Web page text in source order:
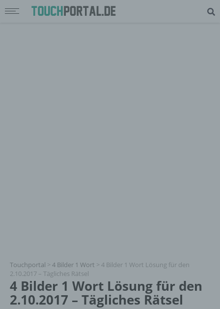
Touchportal > 4 Bilder 1 Wort > 4 Bilder 1 Wort Lösung für den
2.10.2017 – Tägliches Rätsel
4 Bilder 1 Wort Lösung für den
2.10.2017 – Tägliches Rätsel